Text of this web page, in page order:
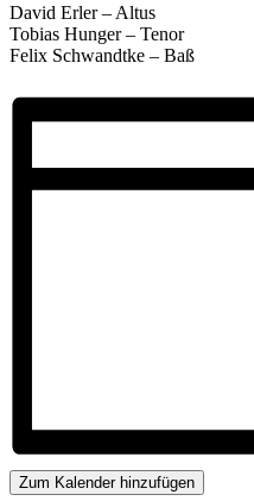
David Erler – Altus
Tobias Hunger – Tenor
Felix Schwandtke – Baß
Zum Kalender hinzufügen